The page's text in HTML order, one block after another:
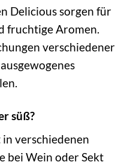
Delicious sorgen für
fruchtige Aromen.
verschiedener
süß?
verschiedenen
bei Wein oder Sekt